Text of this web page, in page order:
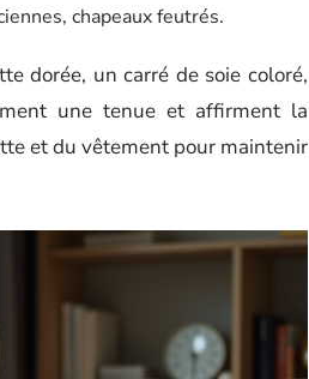
chapeaux feutrés.
dorée, un carré de soie coloré,
une tenue et affirment la
et du vêtement pour maintenir